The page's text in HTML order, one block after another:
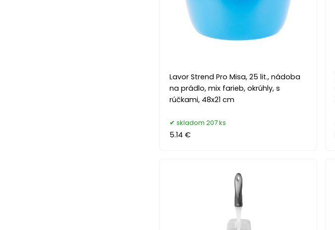
Lavor Strend Pro Misa, 25 lit., nádoba
na prádlo, mix farieb, okrúhly, s
rúčkami, 48x21 cm
skladom 207 ks
5.14 €